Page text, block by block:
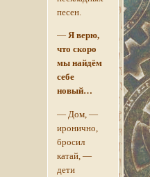
песен.
—Я верю,
что скоро
мы найдём
себе
новый…
— Дом, —
иронично,
бросил
катай, —
дети